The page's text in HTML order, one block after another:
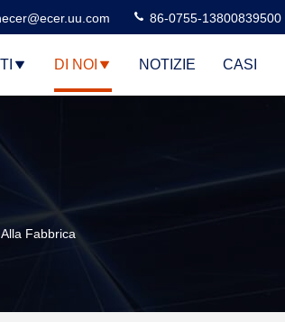
86-0755-13800839500
DI NOI NOTIZIE CASI
Fabbrica